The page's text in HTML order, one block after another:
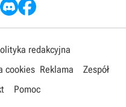
redakcyjna
cookies Reklama
Zespół
Pomoc